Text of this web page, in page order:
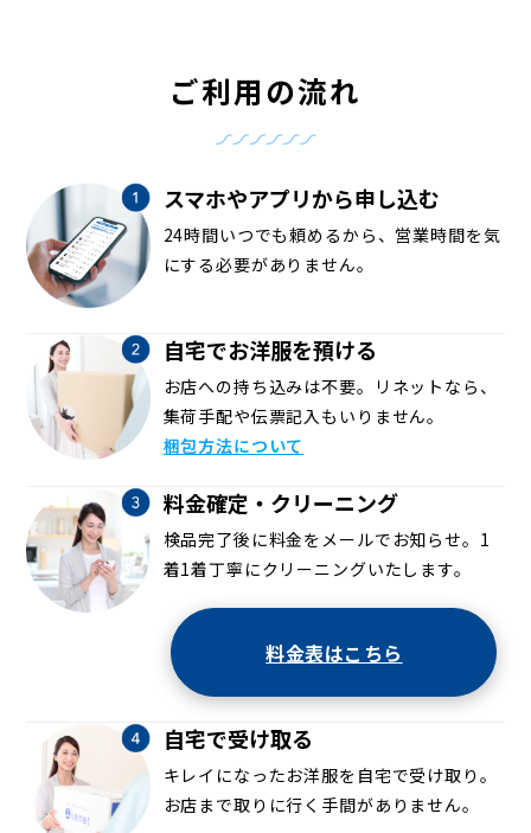
ご利用の流れ
スマホやアプリから申し込む
24時間いつでも頼めるから、営業時間を気
にする必要がありません。
自宅でお洋服を預ける
お店への持ち込みは不要。リネットなら、
集荷手配や伝票記入もいりません。
梱包方法について
料金確定・クリーニング
検品完了後に料金をメールでお知らせ。1
着1着丁寧にクリーニングいたします。
料金表はこちら
自宅で受け取る
キレイになったお洋服を自宅で受け取り。
お店まで取りに行く手間がありません。